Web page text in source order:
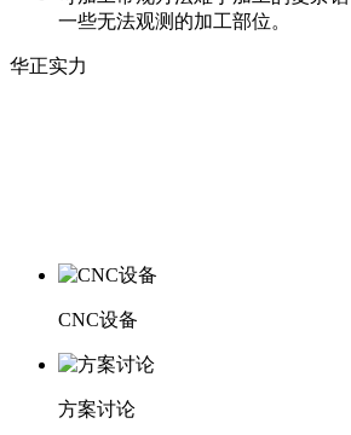
一些无法观测的加工部位。
华正实力
CNC设备
方案讨论